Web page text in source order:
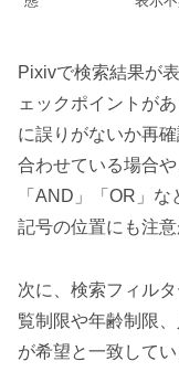
Pixivで検索結果が
ェックポイントが
に誤りがないか再
合わせている場合
「AND」「OR」
記号の位置にも注意
次に、検索フィル
覧制限や年齢制限
が希望と一致して